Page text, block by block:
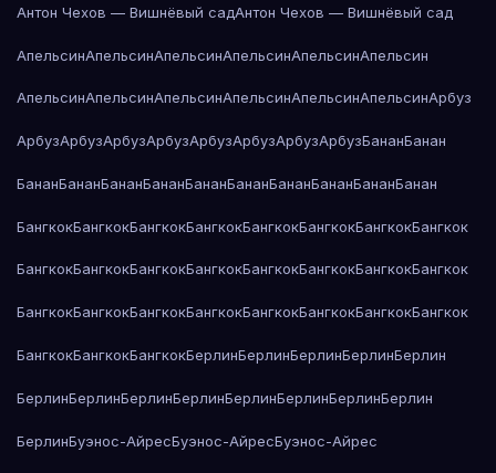
Антон Чехов — Вишнёвый садАнтон Чехов — Вишнёвый сад
АпельсинАпельсинАпельсинАпельсинАпельсинАпельсин
АпельсинАпельсинАпельсинАпельсинАпельсинАпельсинАрбуз
АрбузАрбузАрбузАрбузАрбузАрбузАрбузАрбузБананБанан
БананБананБананБананБананБананБананБананБананБанан
БангкокБангкокБангкокБангкокБангкокБангкокБангкокБангкок
БангкокБангкокБангкокБангкокБангкокБангкокБангкокБангкок
БангкокБангкокБангкокБангкокБангкокБангкокБангкокБангкок
БангкокБангкокБангкокБерлинБерлинБерлинБерлинБерлин
БерлинБерлинБерлинБерлинБерлинБерлинБерлинБерлин
БерлинБуэнос-АйресБуэнос-АйресБуэнос-Айрес